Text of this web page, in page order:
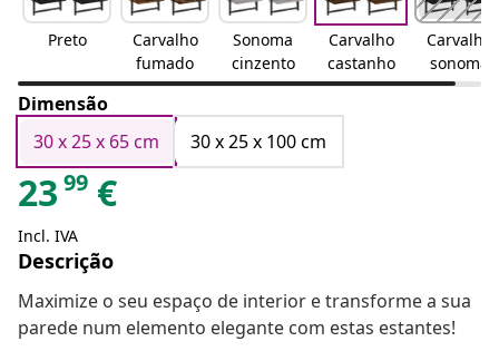
Preto
Carvalho
fumado
Sonoma
cinzento
Carvalho
castanho
Carvalho
sonoma
Dimensão
30 x 25 x 65 cm
30 x 25 x 100 cm
23 99 €
Incl. IVA
Descrição
Maximize o seu espaço de interior e transforme a sua
parede num elemento elegante com estas estantes!